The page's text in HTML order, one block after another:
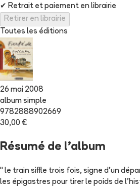
✔ Retrait et paiement en librairie
Retirer en librairie
Toutes les éditions
26 mai 2008
album simple
9782888902669
30,00 €
Résumé de l'album
" le train siffle trois fois, signe d'un
les épigastres pour tirer le poids de